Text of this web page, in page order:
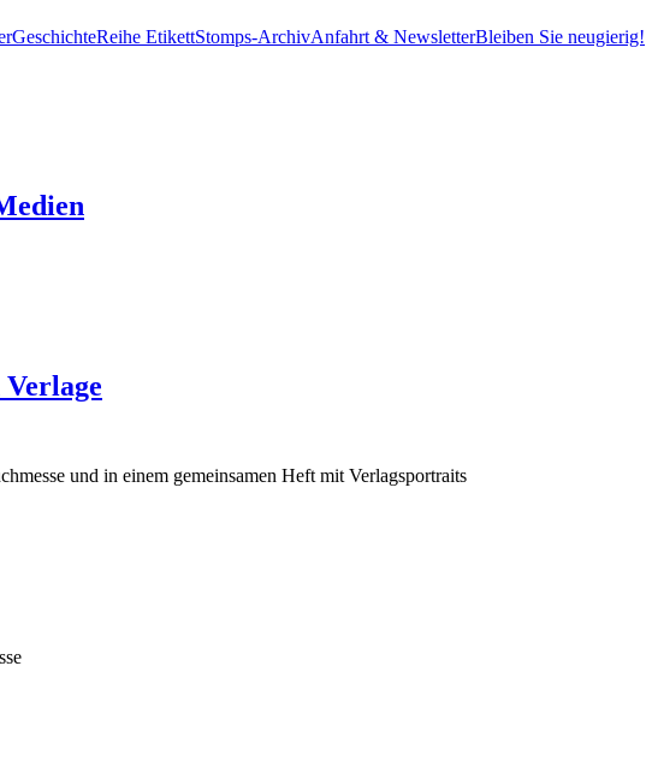
GeschichteReihe EtikettStomps-ArchivAnfahrt & NewsletterBleiben Sie neugierig!
und in einem gemeinsamen Heft mit Verlagsportraits